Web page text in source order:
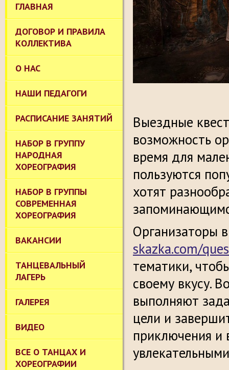
ГЛАВНАЯ
ДОГОВОР И ПРАВИЛА
КОЛЛЕКТИВА
О НАС
НАШИ ПЕДАГОГИ
РАСПИСАНИЕ ЗАНЯТИЙ
НАБОР В ГРУППУ
НАРОДНАЯ
ХОРЕОГРАФИЯ
НАБОР В ГРУППЫ
СОВРЕМЕННАЯ
ХОРЕОГРАФИЯ
ВАКАНСИИ
ТАНЦЕВАЛЬНЫЙ
ЛАГЕРЬ
ГАЛЕРЕЯ
ВИДЕО
ВСЕ О ТАНЦАХ И
ХОРЕОГРАФИИ
Выездные
возможность
время для
пользуются
хотят
Организаторы
skazka.com/
тематики,
своему вкусу.
выполняют
цели и
приключения и